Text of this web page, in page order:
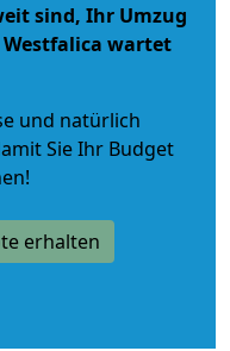
sind, Ihr Umzug
wartet
und natürlich
Sie Ihr Budget
erhalten